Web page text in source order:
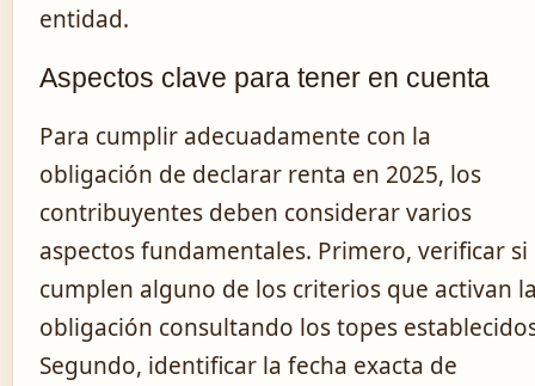
entidad.
Aspectos clave para tener en cuenta
Para cumplir adecuadamente con la
obligación de declarar renta en 2025, los
contribuyentes deben considerar varios
aspectos fundamentales. Primero, verificar si
cumplen alguno de los criterios que activan
obligación consultando los topes
Segundo, identificar la fecha exacta de